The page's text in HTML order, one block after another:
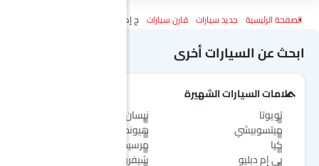
الصفحة الرئيسية جديد سيارات قارن سيارات ج إم سي فيجوس Vs ماكسيوس G50 Plus
ابحث عن السيارات أخرى
علامات السيارات الشهيرة
تويوتا
نيسان
ميتسوبيشي
هيونداي
كيا
مرسيدس-بنز
بي إم دبليو
شيفروليه